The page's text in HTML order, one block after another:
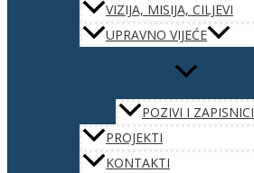
VIZIJA, MISIJA, CILJEVI
UPRAVNO VIJEĆE
POZIVI I ZAPISNICI
PROJEKTI
KONTAKTI